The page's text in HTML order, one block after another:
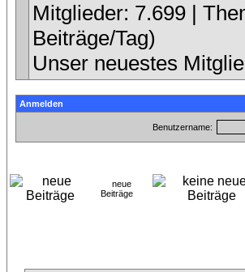
Mitglieder: 7.699 |
Beiträge/Tag)
Unser neuestes
Anmelden
Benutzername:
neue
Beiträge